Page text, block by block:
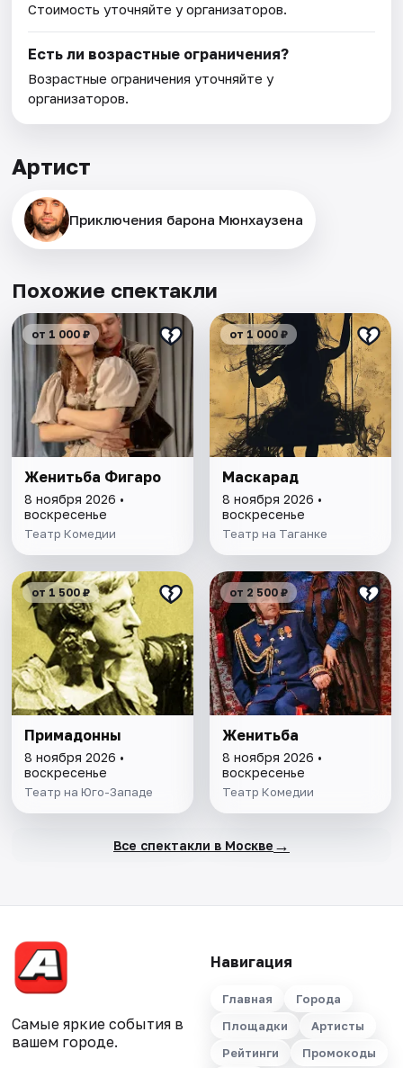
Стоимость уточняйте у организаторов.
Есть ли возрастные ограничения?
Возрастные ограничения уточняйте у
организаторов.
Артист
Приключения барона Мюнхаузена
Похожие спектакли
от 1 000 ₽
Женитьба Фигаро
8 ноября 2026 •
воскресенье
Театр Комедии
от 1 000 ₽
Маскарад
8 ноября 2026 •
воскресенье
Театр на Таганке
от 1 500 ₽
Примадонны
8 ноября 2026 •
воскресенье
Театр на Юго-Западе
от 2 500 ₽
Женитьба
8 ноября 2026 •
воскресенье
Театр Комедии
Все спектакли в Москве →
Самые яркие события в
вашем городе.
Навигация
Главная
Города
Площадки
Артисты
Рейтинги
Промокоды